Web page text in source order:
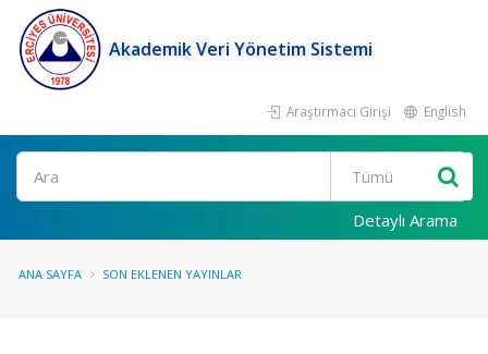
Akademik Veri Yönetim Sistemi
Araştırmacı Girişi English
Ara
Detaylı Arama
ANA SAYFA SON EKLENEN YAYINLAR